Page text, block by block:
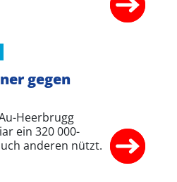
gegen
Heerbrugg
ein 320 000-
anderen nützt.